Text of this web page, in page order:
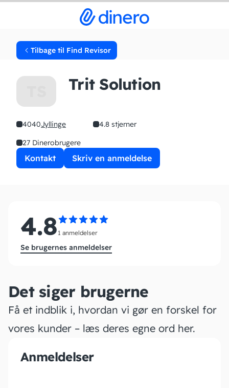
Tilbage til Find Revisor
Trit Solution
4040Jyllinge
4.8 stjerner
27 Dinerobrugere
Kontakt Skriv en anmeldelse
Det siger brugerne
Få et indblik i, hvordan vi gør en forskel for
vores kunder – læs deres egne ord her.
Anmeldelser
4.8 1 anmeldelser
Se brugernes anmeldelser